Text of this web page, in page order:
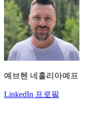
예브헨 네훌리아예프
LinkedIn 프로필